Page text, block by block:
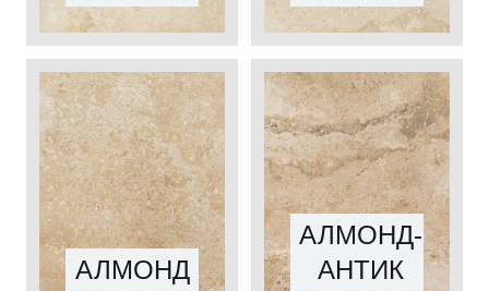
АЛМОНД
АЛМОНД-
АНТИК